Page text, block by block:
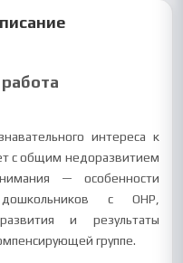
интереса к
с общим недоразвитием
— особенности
дошкольников с ОНР,
и результаты
группе.